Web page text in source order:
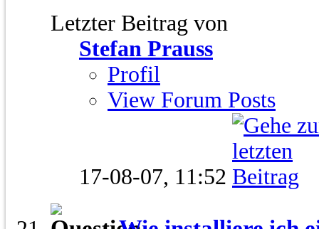
Letzter Beitrag von
Stefan Prauss
Profil
View Forum Posts
17-08-07, 11:52